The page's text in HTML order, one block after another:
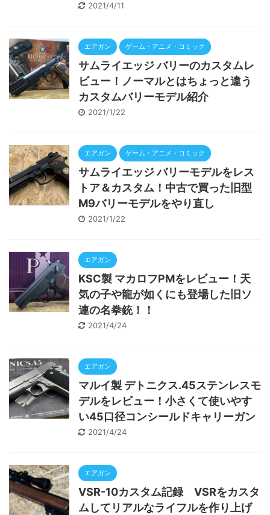
2021/4/11
エアガン ゲーム・アニメ・コミック
サムライエッジ バリーのカスタムレ
ビュー！ノーマルとはちょっと違う
カスタムバリーモデル紹介
2021/1/22
エアガン ゲーム・アニメ・コミック
サムライエッジ バリーモデルをレス
トア＆カスタム！中古で買った旧型
Ⅿ9バリーモデルをやり直し
2021/1/22
エアガン
KSC製 マカロフPMをレビュー！天
気の子や龍が如くにも登場した旧ソ
連の名拳銃！！
2021/4/24
エアガン
マルイ製 デトニクス.45ステンレスモ
デルをレビュー！小さくて使いやす
い45口径コンシールドキャリーガン
2021/4/24
エアガン
VSR-10カスタム記録 VSRをカスタ
ムしてリアルなライフルを作り上げ